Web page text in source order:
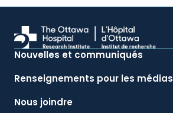
Nouvelles et communiqués
Renseignements pour les médias
Nous joindre